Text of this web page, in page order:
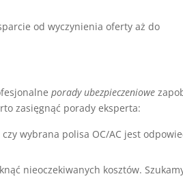
od wyczynienia oferty aż do
porady ubezpieczeniowe
zasięgnąć porady eksperta:
wybrana polisa OC/AC jest
nieoczekiwanych kosztów.